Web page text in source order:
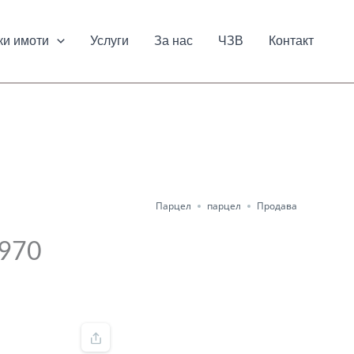
имоти Услуги За нас ЧЗВ Контакт
Парцел парцел Продава